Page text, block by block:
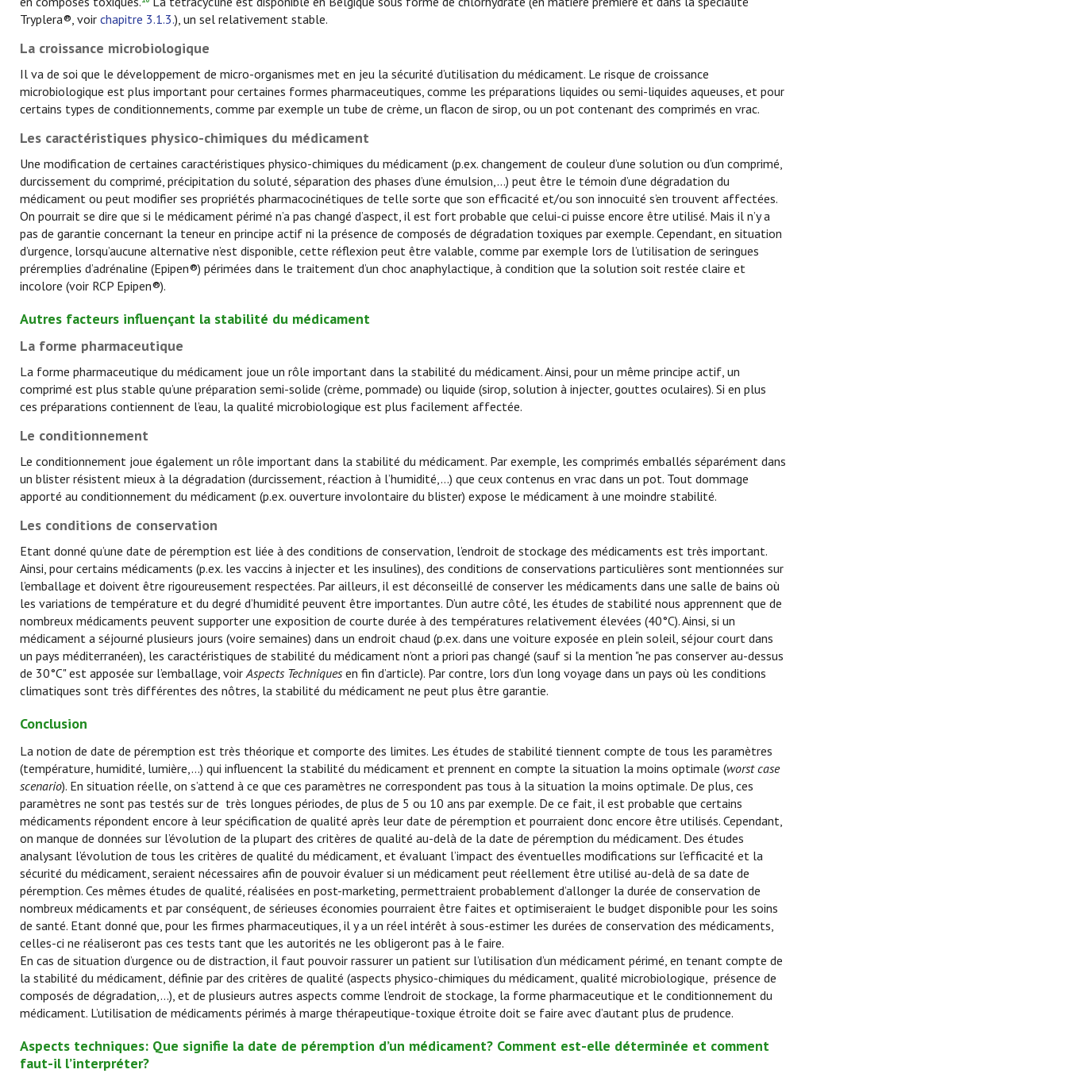
Tryplera®, voir chapitre 3.1.3.), un sel relativement stable.
La croissance microbiologique
Il va de soi que le développement de micro-organismes met en jeu la sécurité d’utilisation du médicament. Le risque de croissance
microbiologique est plus important pour certaines formes pharmaceutiques, comme les préparations liquides ou semi-liquides aqueuses, et pour
certains types de conditionnements, comme par exemple un tube de crème, un flacon de sirop, ou un pot contenant des comprimés en vrac.
Les caractéristiques physico-chimiques du médicament
Une modification de certaines caractéristiques physico-chimiques du médicament (p.ex. changement de couleur d’une solution ou d’un comprimé,
durcissement du comprimé, précipitation du soluté, séparation des phases d’une émulsion,…) peut être le témoin d’une dégradation du
médicament ou peut modifier ses propriétés pharmacocinétiques de telle sorte que son efficacité et/ou son innocuité s’en trouvent affectées.
On pourrait se dire que si le médicament périmé n’a pas changé d’aspect, il est fort probable que celui-ci puisse encore être utilisé. Mais il n’y a
pas de garantie concernant la teneur en principe actif ni la présence de composés de dégradation toxiques par exemple. Cependant, en situation
d’urgence, lorsqu’aucune alternative n’est disponible, cette réflexion peut être valable, comme par exemple lors de l’utilisation de seringues
préremplies d’adrénaline (Epipen®) périmées dans le traitement d’un choc anaphylactique, à condition que la solution soit restée claire et
incolore (voir RCP Epipen®).
Autres facteurs influençant la stabilité du médicament
La forme pharmaceutique
La forme pharmaceutique du médicament joue un rôle important dans la stabilité du médicament. Ainsi, pour un même principe actif, un
comprimé est plus stable qu’une préparation semi-solide (crème, pommade) ou liquide (sirop, solution à injecter, gouttes oculaires). Si en plus
ces préparations contiennent de l’eau, la qualité microbiologique est plus facilement affectée.
Le conditionnement
Le conditionnement joue également un rôle important dans la stabilité du médicament. Par exemple, les comprimés emballés séparément dans
un blister résistent mieux à la dégradation (durcissement, réaction à l’humidité,…) que ceux contenus en vrac dans un pot. Tout dommage
apporté au conditionnement du médicament (p.ex. ouverture involontaire du blister) expose le médicament à une moindre stabilité.
Les conditions de conservation
Etant donné qu’une date de péremption est liée à des conditions de conservation, l’endroit de stockage des médicaments est très important.
Ainsi, pour certains médicaments (p.ex. les vaccins à injecter et les insulines), des conditions de conservations particulières sont mentionnées sur
l’emballage et doivent être rigoureusement respectées. Par ailleurs, il est déconseillé de conserver les médicaments dans une salle de bains où
les variations de température et du degré d’humidité peuvent être importantes. D’un autre côté, les études de stabilité nous apprennent que de
nombreux médicaments peuvent supporter une exposition de courte durée à des températures relativement élevées (40°C). Ainsi, si un
médicament a séjourné plusieurs jours (voire semaines) dans un endroit chaud (p.ex. dans une voiture exposée en plein soleil, séjour court dans
un pays méditerranéen), les caractéristiques de stabilité du médicament n’ont a priori pas changé (sauf si la mention "ne pas conserver au-dessus
de 30°C" est apposée sur l’emballage, voirAspects Techniques en fin d’article). Par contre, lors d’un long voyage dans un pays où les conditions
climatiques sont très différentes des nôtres, la stabilité du médicament ne peut plus être garantie.
Conclusion
La notion de date de péremption est très théorique et comporte des limites. Les études de stabilité tiennent compte de tous les paramètres
(température, humidité, lumière,…) qui influencent la stabilité du médicament et prennent en compte la situation la moins optimale (worst case
scenario). En situation réelle, on s’attend à ce que ces paramètres ne correspondent pas tous à la situation la moins optimale. De plus, ces
paramètres ne sont pas testés sur de très longues périodes, de plus de 5 ou 10 ans par exemple. De ce fait, il est probable que certains
médicaments répondent encore à leur spécification de qualité après leur date de péremption et pourraient donc encore être utilisés. Cependant,
on manque de données sur l’évolution de la plupart des critères de qualité au-delà de la date de péremption du médicament. Des études
analysant l’évolution de tous les critères de qualité du médicament, et évaluant l’impact des éventuelles modifications sur l’efficacité et la
sécurité du médicament, seraient nécessaires afin de pouvoir évaluer si un médicament peut réellement être utilisé au-delà de sa date de
péremption. Ces mêmes études de qualité, réalisées en post-marketing, permettraient probablement d’allonger la durée de conservation de
nombreux médicaments et par conséquent, de sérieuses économies pourraient être faites et optimiseraient le budget disponible pour les soins
de santé. Etant donné que, pour les firmes pharmaceutiques, il y a un réel intérêt à sous-estimer les durées de conservation des médicaments,
celles-ci ne réaliseront pas ces tests tant que les autorités ne les obligeront pas à le faire.
En cas de situation d’urgence ou de distraction, il faut pouvoir rassurer un patient sur l’utilisation d’un médicament périmé, en tenant compte de
la stabilité du médicament, définie par des critères de qualité (aspects physico-chimiques du médicament, qualité microbiologique, présence de
composés de dégradation,…), et de plusieurs autres aspects comme l’endroit de stockage, la forme pharmaceutique et le conditionnement du
médicament. L’utilisation de médicaments périmés à marge thérapeutique-toxique étroite doit se faire avec d’autant plus de prudence.
Aspects techniques: Que signifie la date de péremption d’un médicament? Comment est-elle déterminée et comment
faut-il l’interpréter?